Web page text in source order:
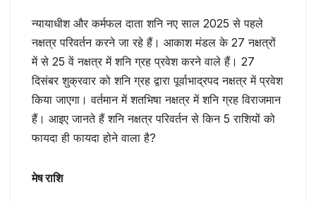
न्यायाधीश और कर्मफल दाता शनि नए साल 2025 से पहले
नक्षत्र परिवर्तन करने जा रहे हैं। आकाश मंडल के 27 नक्षत्रों
में से 25 वें नक्षत्र में शनि ग्रह प्रवेश करने वाले हैं। 27
दिसंबर शुक्रवार को शनि ग्रह द्वारा पूर्वाभाद्रपद नक्षत्र में प्रवेश
किया जाएगा। वर्तमान में शतभिषा नक्षत्र में शनि ग्रह विराजमान
हैं। आइए जानते हैं शनि नक्षत्र परिवर्तन से किन 5 राशियों को
फायदा ही फायदा होने वाला है?
मेष राशि